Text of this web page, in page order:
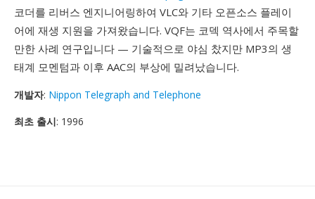
코더를 리버스 엔지니어링하여 VLC와 기타 오픈소스 플레이
어에 재생 지원을 가져왔습니다. VQF는 코덱 역사에서 주목할
만한 사례 연구입니다 — 기술적으로 야심 찼지만 MP3의 생
태계 모멘텀과 이후 AAC의 부상에 밀려났습니다.
개발자: Nippon Telegraph and Telephone
최초 출시: 1996